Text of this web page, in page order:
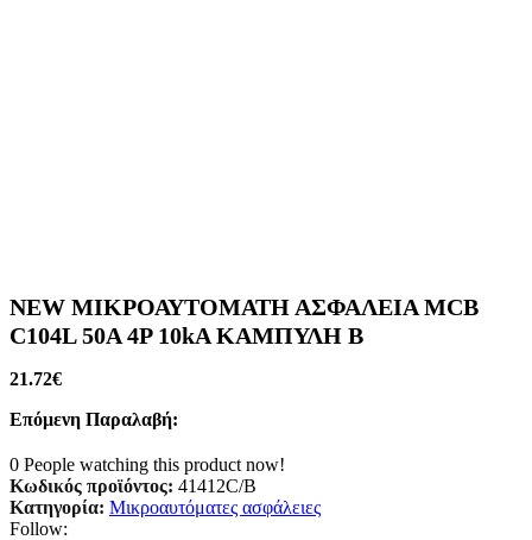
NEW ΜΙΚΡΟΑΥΤΟΜΑΤΗ ΑΣΦΑΛΕΙΑ MCB
C104L 50A 4P 10kA ΚΑΜΠΥΛΗ B
21.72€
Επόμενη Παραλαβή:
0 People watching this product now!
Κωδικός προϊόντος: 41412C/B
Κατηγορία: Μικροαυτόματες ασφάλειες
Follow: